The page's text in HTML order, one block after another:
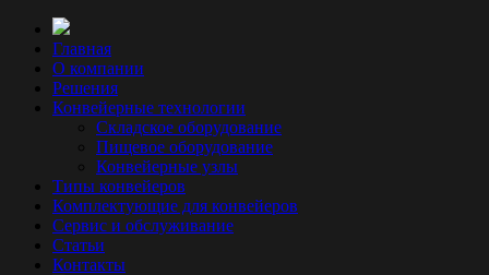
Главная
О компании
Решения
Конвейерные технологии
Складское оборудование
Пищевое оборудование
Конвейерные узлы
Типы конвейеров
Комплектующие для конвейеров
Сервис и обслуживание
Статьи
Контакты